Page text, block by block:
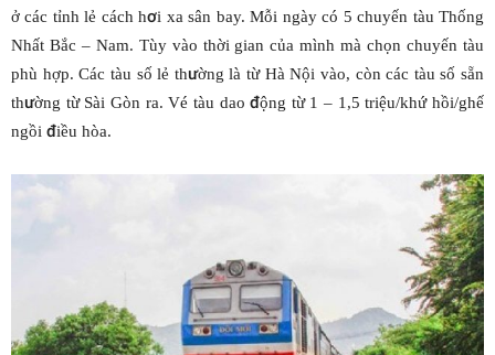
ở các tỉnh lẻ cách hơi xa sân bay. Mỗi ngày có 5 chuyến tàu Thống
Nhất Bắc – Nam. Tùy vào thời gian của mình mà chọn chuyến tàu
phù hợp. Các tàu số lẻ thường là từ Hà Nội vào, còn các tàu số sẵn
thường từ Sài Gòn ra. Vé tàu dao động từ 1 – 1,5 triệu/khứ hồi/ghế
ngồi điều hòa.